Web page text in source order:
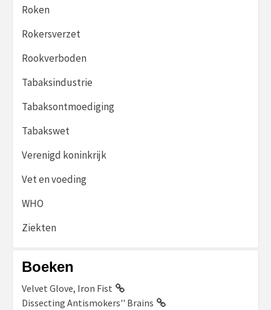
Roken
Rokersverzet
Rookverboden
Tabaksindustrie
Tabaksontmoediging
Tabakswet
Verenigd koninkrijk
Vet en voeding
WHO
Ziekten
Boeken
Velvet Glove, Iron Fist
Dissecting Antismokers'' Brains